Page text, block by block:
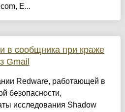
E...
в сообщника при краже
Gmail
Redware, работающей в
безопасности,
исследования Shadow